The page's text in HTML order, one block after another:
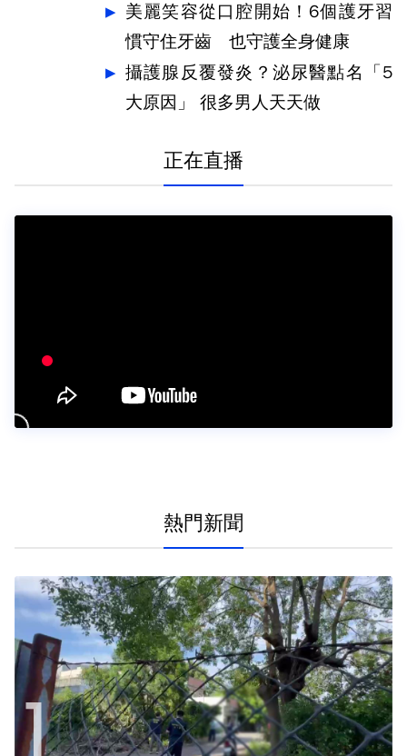
美麗笑容從口腔開始！6個護牙習
慣守住牙齒 也守護全身健康
攝護腺反覆發炎？泌尿醫點名「5
大原因」 很多男人天天做
正在直播
熱門新聞